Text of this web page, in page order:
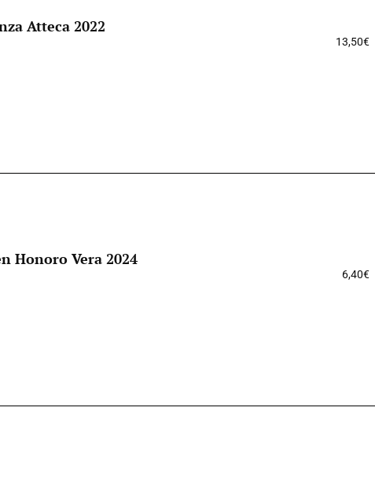
Atteca 2022
13,50€
Honoro Vera 2024
6,40€